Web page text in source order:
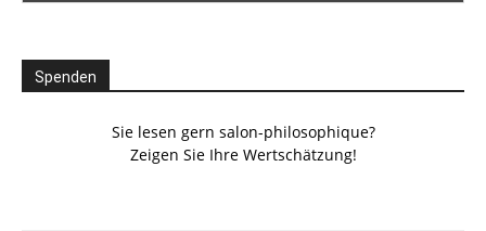
Spenden
Sie lesen gern salon-philosophique?
Zeigen Sie Ihre Wertschätzung!